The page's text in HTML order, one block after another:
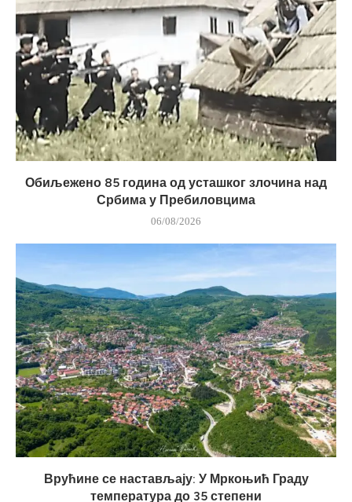
Обиљежено 85 година од усташког злочина над
Србима у Пребиловцима
06/08/2026
Врућине се настављају: У Мркоњић Граду
температура до 35 степени